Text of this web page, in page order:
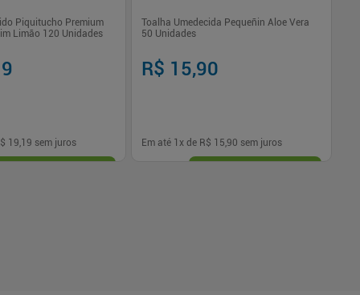
Piquitucho Premium
Limão 120 Unidades
19,19 sem juros
Toalha Umedecida Pequeñin Aloe Vera
50 Unidades
R$ 15,90
Em até 1 x de R$ 15,90 sem juros